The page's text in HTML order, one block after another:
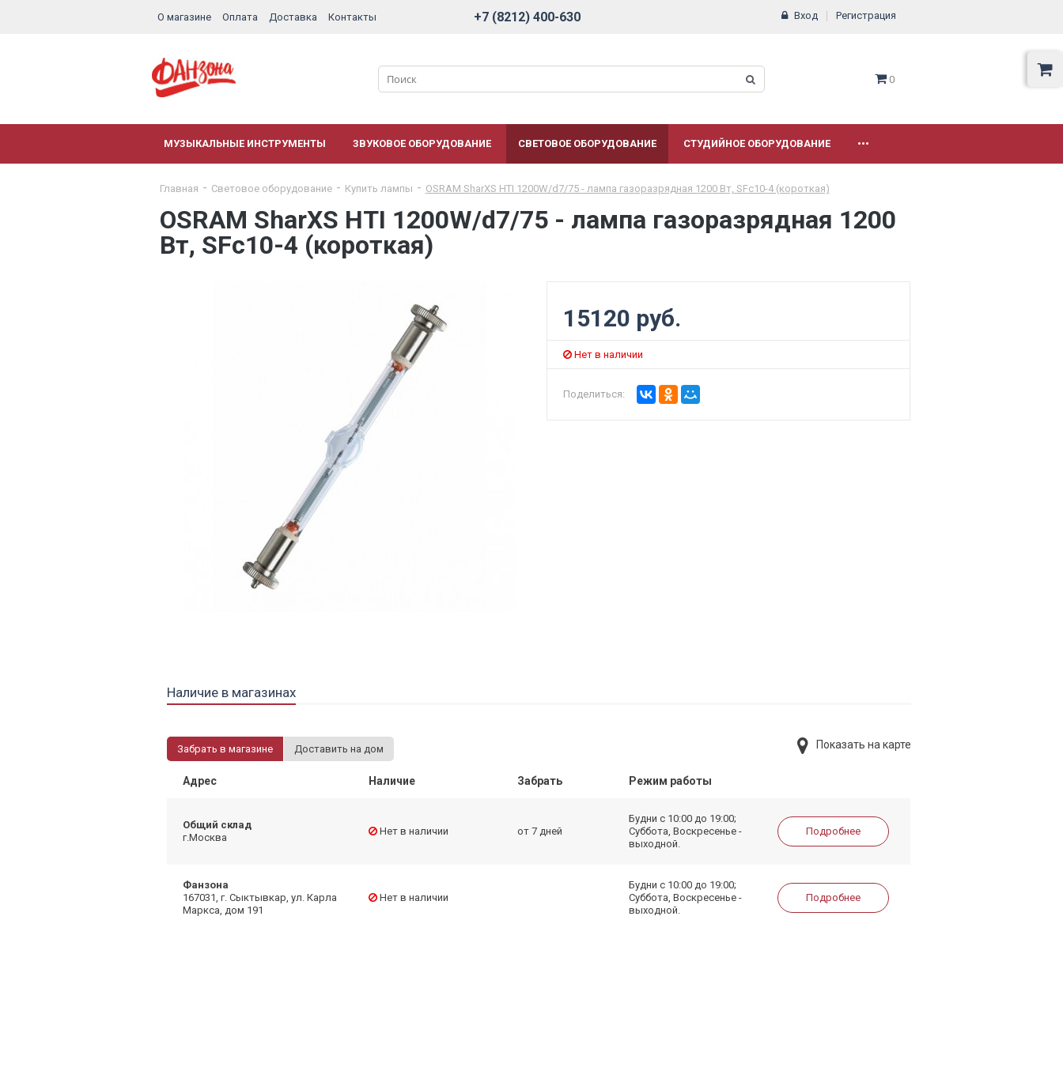
О магазине Оплата Доставка Контакты +7 (8212) 400-630 Вход Регистрация
0
МУЗЫКАЛЬНЫЕ ИНСТРУМЕНТЫ ЗВУКОВОЕ ОБОРУДОВАНИЕ СВЕТОВОЕ ОБОРУДОВАНИЕ СТУДИЙНОЕ ОБОРУДОВАНИЕ •••
Главная Световое оборудование Купить лампы OSRAM SharXS HTI 1200W/d7/75 - лампа газоразрядная 1200 Вт, SFc10-4 (короткая)
OSRAM SharXS HTI 1200W/d7/75 - лампа газоразрядная 1200
Вт, SFc10-4 (короткая)
15120 руб.
Нет в наличии
Поделиться:
Наличие в магазинах
Забрать в магазине Доставить на дом Показать на карте
Адрес Наличие Забрать Режим работы
Общий склад
г.Москва
Нет в наличии от 7 дней
Будни с 10:00 до 19:00;
Суббота, Воскресенье -
выходной.
Подробнее
Фанзона
167031, г. Сыктывкар, ул. Карла
Маркса, дом 191
Нет в наличии
Будни с 10:00 до 19:00;
Суббота, Воскресенье -
выходной.
Подробнее